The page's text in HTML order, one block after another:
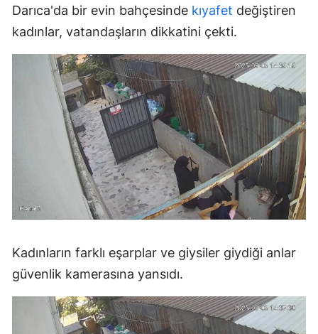
Darıca'da bir evin bahçesinde kıyafet değiştiren
kadınlar, vatandaşların dikkatini çekti.
Kadınların farklı eşarplar ve giysiler giydiği anlar
güvenlik kamerasına yansıdı.